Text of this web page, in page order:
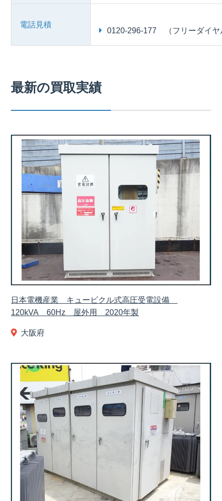
電話見積
0120-296-177 （フリーダイヤ
最新の買取実績
日本電機産業 キュービクル式高圧受電設備
120kVA 60Hz 屋外用 2020年製
大阪府